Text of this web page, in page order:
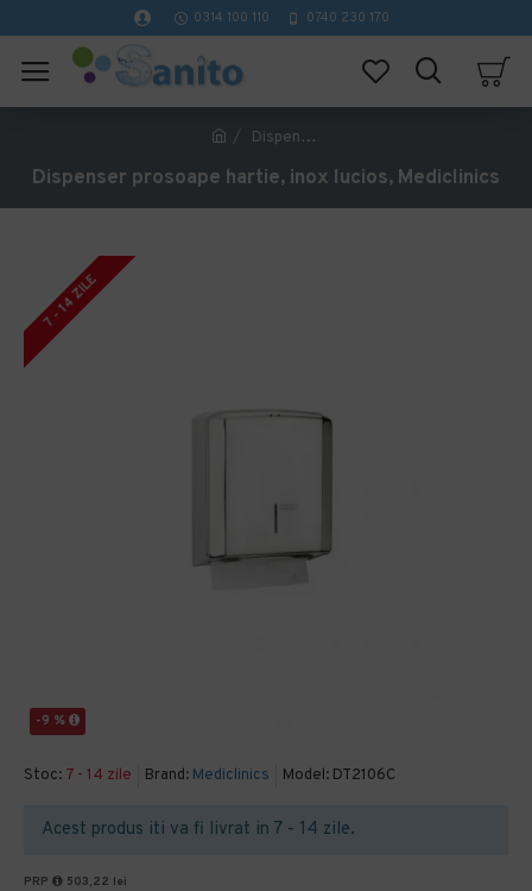
0314 100 110 0740 230 170
Dispenser prosoape hartie, inox lucios, Mediclinics
Dispenser prosoape hartie, inox lucios, Mediclinics
-9 %
7 - 14 ZILE
Stoc: 7 - 14 zile Brand: Mediclinics Model: DT2106C
Acest produs iti va fi livrat in 7 - 14 zile.
PRP 503,22 lei